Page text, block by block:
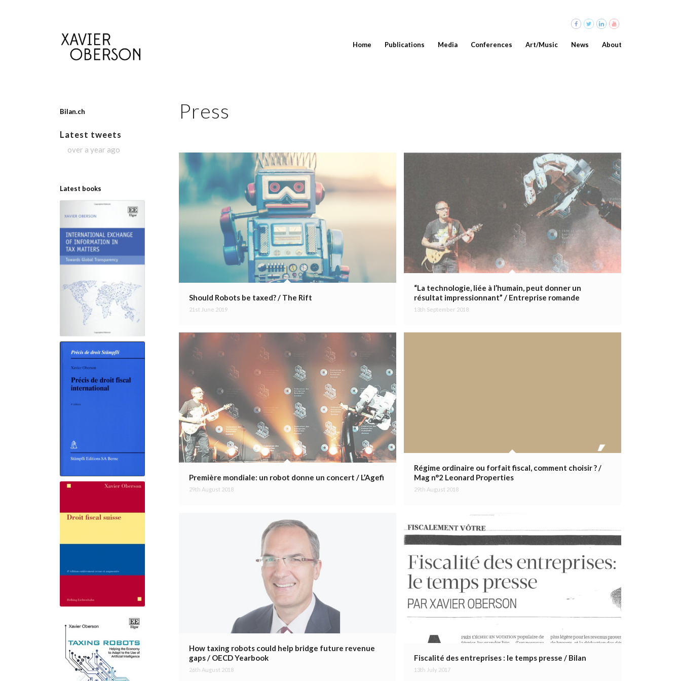
Home Publications Media Conferences Art/Music News About
Bilan.ch
Latest tweets
over a year ago
Latest books
International Exchange
of Information in Tax
Précis de droit fiscal
Droit fiscal suisse
Taxing Robots
Press
Should Robots be taxed? / The Rift
21st June 2019
“La technologie, liée à l’humain, peut donner un
résultat impressionnant” / Entreprise romande
13th September 2018
Première mondiale: un robot donne un concert / L’Agefi
29th August 2018
Régime ordinaire ou forfait fiscal, comment choisir ? /
Mag n°2 Leonard Properties
29th August 2018
How taxing robots could help bridge future revenue
gaps / OECD Yearbook
26th August 2018
Fiscalité des entreprises : le temps presse / Bilan
13th July 2017